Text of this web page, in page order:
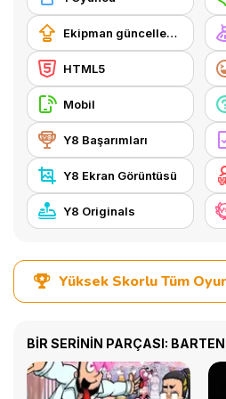
Ekipman güncellemesi satın alma
HTML5
Mobil
Y8 Başarımları
Y8 Ekran Görüntüsü
Y8 Originals
Yüksek Skorlu Tüm
BİR SERİNİN PARÇASI: